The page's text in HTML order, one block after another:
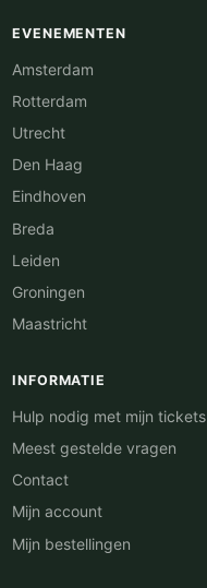
EVENEMENTEN
Amsterdam
Rotterdam
Utrecht
Den Haag
Eindhoven
Breda
Leiden
Groningen
Maastricht
INFORMATIE
Hulp nodig met mijn tickets
Meest gestelde vragen
Contact
Mijn account
Mijn bestellingen